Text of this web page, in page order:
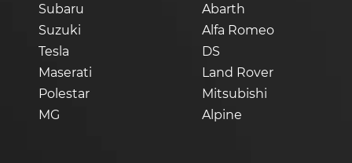
Subaru
Suzuki
Tesla
Maserati
Polestar
MG
Abarth
Alfa Romeo
DS
Land Rover
Mitsubishi
Alpine